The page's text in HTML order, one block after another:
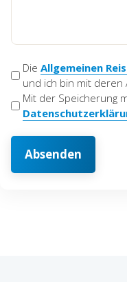
AGB
&
Datenschutz
(erforderlich)
Die Allgemeinen
und ich bin mit deren
Mit der Speicherung